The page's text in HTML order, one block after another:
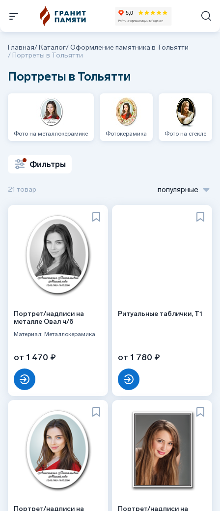
Главная/Каталог/Оформление памятника в Тольятти
/ Портреты в Тольятти
Портреты в Тольятти
Фото на металлокерамике Фотокерамика Фото на стекле
Фильтры
21 товар популярные
Портрет/надписи на
металле Овал ч/б
Материал: Металлокерамика
от 1 470 ₽
Ритуальные таблички, Т1
от 1 780 ₽
Портрет/надписи на
Портрет/надписи на